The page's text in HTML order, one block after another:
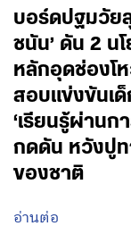
บอร์ดปฐมวัย
ชนัน’ ดัน 2 น
หลักอุดช่องโ
สอบแข่งขันเด็
‘เรียนรู้ผ่านก
กดดัน หวังปู
ของชาติ
อ่านต่อ